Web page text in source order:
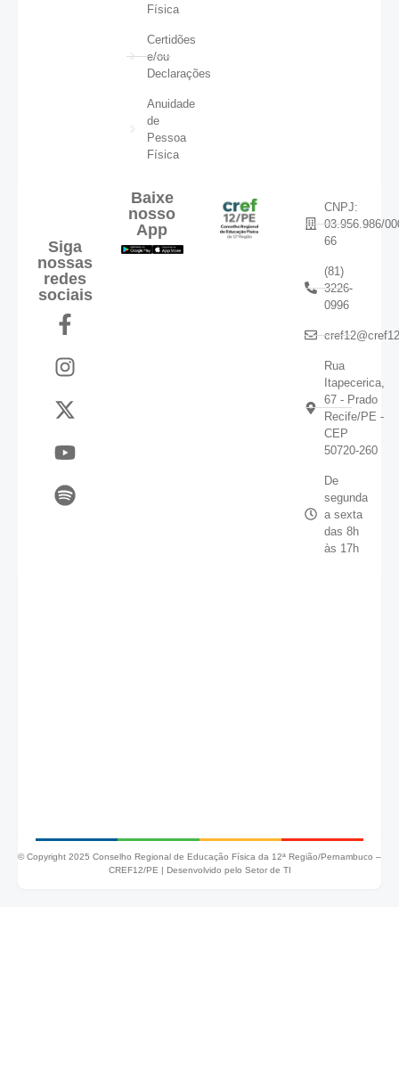
Física
Certidões
e/ou
Declarações
Anuidade
de
Pessoa
Física
Siga
nossas
redes
sociais
Baixe
nosso
App
CNPJ:
03.956.986/
66
(81)
3226-
0996
Rua
Itapecerica,
67 - Prado
Recife/PE -
CEP
50720-260
De
segunda
a sexta
das 8h
às 17h
© Copyright 2025 Conselho Regional de Educação Física da 12ª Região/Pernambuco –
CREF12/PE | Desenvolvido pelo Setor de TI